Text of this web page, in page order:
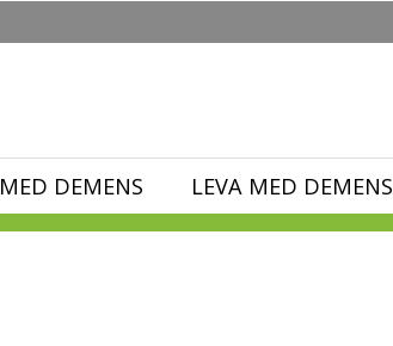
DEMENS LEVA MED DEMENS